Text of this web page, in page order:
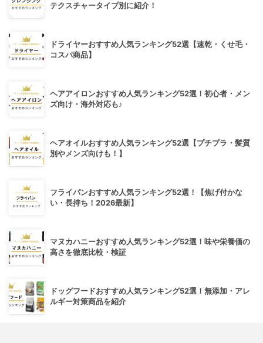
テクスチャータイプ別に紹介！
ドライヤーおすすめ人気ランキング52選【速乾・くせ毛・
コスパ商品】
ヘアアイロンおすすめ人気ランキング52選！初心者・メン
ズ向け・海外対応も♪
ヘアオイルおすすめ人気ランキング52選【プチプラ・髪質
別やメンズ向けも！】
フライパンおすすめ人気ランキング52選！【焦げ付かな
い・長持ち！2026最新】
マヌカハニーおすすめ人気ランキング52選！味や栄養価の
高さを徹底比較・検証
ドッグフードおすすめ人気ランキング52選！無添加・アレ
ルギー対策商品を紹介